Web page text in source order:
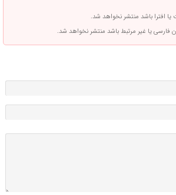
افترا باشد منتشر نخواهد شد.
فارسی یا غیر مرتبط باشد منتشر نخواهد شد.